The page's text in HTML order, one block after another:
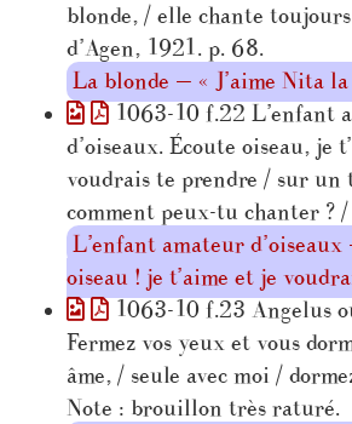
blonde, / elle chante
d’Agen, 1921. p. 68.
La blonde — « J’aime Nita
1063-10 f.22 L’enfant
d’oiseaux. Écoute oiseau, je
voudrais te prendre / sur un
comment peux-tu chanter ?
L’enfant amateur
oiseau ! je t’aime et je
1063-10 f.23 Angelus
Fermez vos yeux et vous
âme, / seule avec moi /
Note : brouillon très raturé.